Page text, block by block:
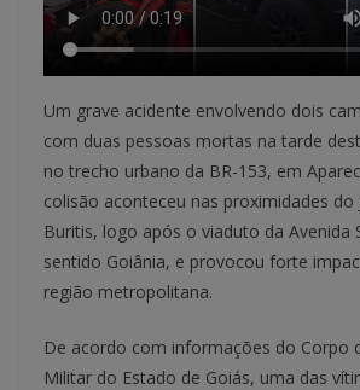
Um grave acidente envolvendo dois
com duas pessoas mortas na tarde
no trecho urbano da BR-153, em
colisão aconteceu nas proximidades do
Buritis, logo após o viaduto da Avenida
sentido Goiânia, e provocou forte
região metropolitana.
De acordo com informações do Corpo
Militar do Estado de Goiás, uma das